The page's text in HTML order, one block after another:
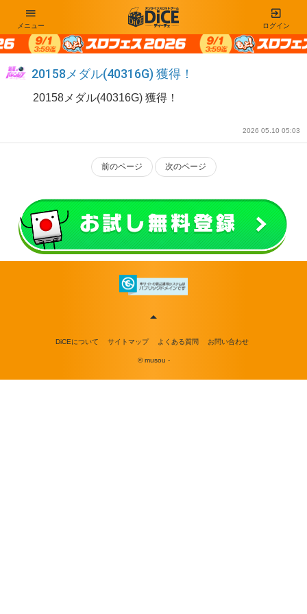
ログイン
メニュー
20158メダル(40316G) 獲得！
20158メダル(40316G) 獲得！
2026 05.10 05:03
前のページ 次のページ
DiCEについて サイトマップ よくある質問 お問い合わせ
© musou -